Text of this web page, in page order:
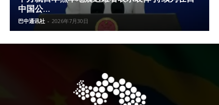
中国公...
巴中通讯社 - 2026年7月30日